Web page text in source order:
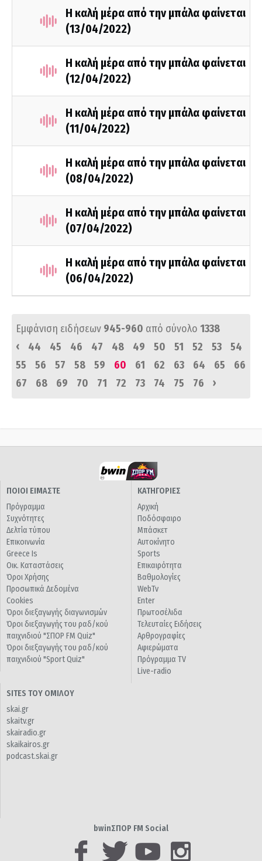
Η καλή μέρα από την μπάλα φαίνεται
(13/04/2022)
Η καλή μέρα από την μπάλα φαίνεται
(12/04/2022)
Η καλή μέρα από την μπάλα φαίνεται
(11/04/2022)
Η καλή μέρα από την μπάλα φαίνεται
(08/04/2022)
Η καλή μέρα από την μπάλα φαίνεται
(07/04/2022)
Η καλή μέρα από την μπάλα φαίνεται
(06/04/2022)
Εμφάνιση ειδήσεων 945-960 από σύνολο 1338
‹
44 45 46 47 48 49 50 51 52 53
54
55
56 57 58 59 60 61 62 63 64 65
66
67
68 69 70 71 72 73 74 75 76 ›
ΠΟΙΟΙ ΕΙΜΑΣΤΕ
Πρόγραμμα
Συχνότητες
Δελτία τύπου
Επικοινωνία
Greece Is
Οικ. Καταστάσεις
Όροι Χρήσης
Προσωπικά Δεδομένα
Cookies
Όροι διεξαγωγής διαγωνισμών
Όροι διεξαγωγής του ραδ/κού
παιχνιδιού "ΣΠΟΡ FM Quiz"
Όροι διεξαγωγής του ραδ/κού
παιχνιδιού "Sport Quiz"
ΚΑΤΗΓΟΡΙΕΣ
Αρχική
Ποδόσφαιρο
Μπάσκετ
Αυτοκίνητο
Sports
Επικαιρότητα
Βαθμολογίες
WebTv
Enter
Πρωτοσέλιδα
Τελευταίες Ειδήσεις
Αρθρογραφίες
Αφιερώματα
Πρόγραμμα TV
Live-radio
SITES ΤΟΥ ΟΜΙΛΟΥ
skai.gr
skaitv.gr
skairadio.gr
skaikairos.gr
podcast.skai.gr
bwinΣΠΟΡ FM Social